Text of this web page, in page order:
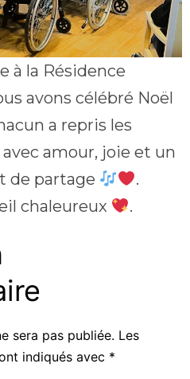
à la Résidence
avons célébré Noël
a repris les
amour, joie et un
de partage
.
chaleureux
.
sera pas publiée. Les
indiqués avec *